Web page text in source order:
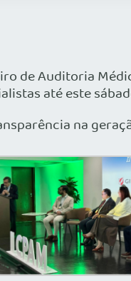
de Auditoria
até este
na